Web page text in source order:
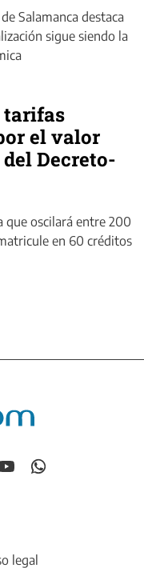
Salamanca destaca
sigue siendo la
tarifas
el valor
Decreto-
que oscilará entre 200
en 60 créditos
legal